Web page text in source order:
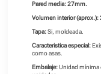
Pared media: 27mm.
Volumen interior (aprox.):
Tapa:Si, moldeada.
Caracteristica especial:
como asas.
Embalaje:Unidad mínima